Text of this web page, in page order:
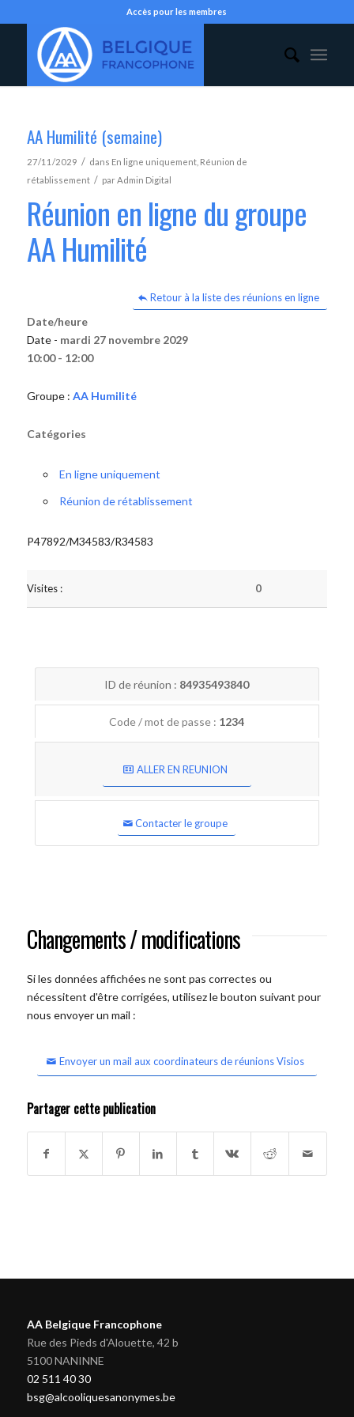
Accès pour les membres
AA Humilité (semaine)
27/11/2029 / dans En ligne uniquement, Réunion de
rétablissement / parAdmin Digital
Réunion en ligne du groupe
AA Humilité
Retour à la liste des réunions en ligne
Date/heure
Date - mardi 27 novembre 2029
10:00 - 12:00
Groupe : AA Humilité
Catégories
En ligne uniquement
Réunion de rétablissement
P47892/M34583/R34583
Visites : 0
ID de réunion : 84935493840
Code / mot de passe : 1234
ALLER EN REUNION
Contacter le groupe
Changements / modifications
Si les données affichées ne sont pas correctes ou
nécessitent d'être corrigées, utilisez le bouton suivant pour
nous envoyer un mail :
Envoyer un mail aux coordinateurs de réunions Visios
Partager cette publication
AA Belgique Francophone
Rue des Pieds d'Alouette, 42 b
5100 NANINNE
02 511 40 30
bsg@alcooliquesanonymes.be